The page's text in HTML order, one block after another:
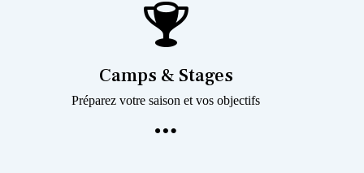
Camps & Stages
Préparez votre saison et vos objectifs